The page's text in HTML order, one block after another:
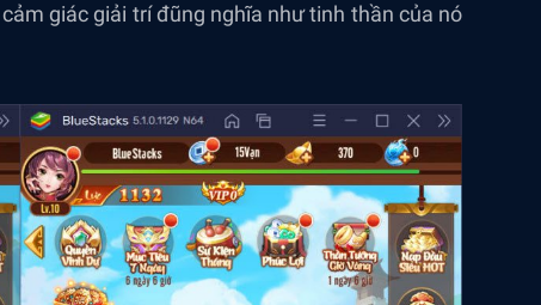
giác giải trí đũng nghĩa như tinh thần của nó